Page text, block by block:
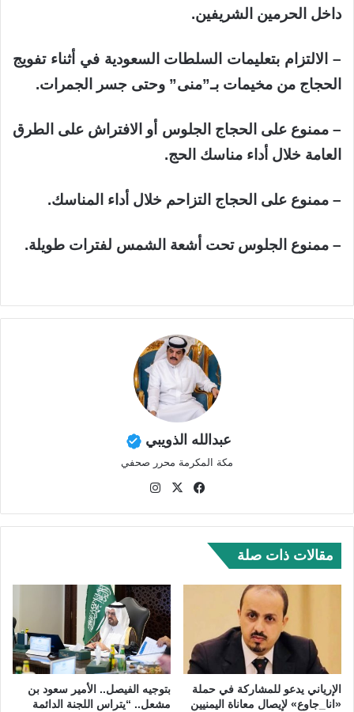
داخل الحرمين الشريفين.
– الالتزام بتعليمات السلطات السعودية في أثناء تفويج
الحجاج من مخيمات بـ”منى” وحتى جسر الجمرات.
– ممنوع على الحجاج الجلوس أو الافتراش على الطرق
العامة خلال أداء مناسك الحج.
– ممنوع على الحجاج التزاحم خلال أداء المناسك.
– ممنوع الجلوس تحت أشعة الشمس لفترات طويلة.
عبدالله الذويبي
مكة المكرمة محرر صحفي
في
وك
‫X
ام
مقالات ذات صلة
الإرياني يدعو للمشاركة في حملة
«انا_جاوع» لإيصال معاناة اليمنيين
بتوجيه الفيصل.. الأمير سعود بن
مشعل.. “يتراس اللجنة الدائمة